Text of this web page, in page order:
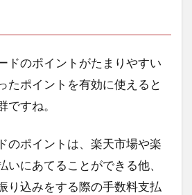
ドのポイントがたまりやすい
たポイントを有効に使えると
ですね。
のポイントは、楽天市場や楽
いにあてることができる他、
り込みをする際の手数料支払